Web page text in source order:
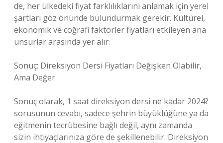
de, her ülkedeki fiyat farklılıklarını anlamak için yerel
şartları göz önünde bulundurmak gerekir. Kültürel,
ekonomik ve coğrafi faktörler fiyatları etkileyen ana
unsurlar arasında yer alır.
Sonuç: Direksiyon Dersi Fiyatları Değişken Olabilir,
Ama Değer
Sonuç olarak, 1 saat direksiyon dersi ne kadar 2024?
sorusunun cevabı, sadece şehrin büyüklüğüne ya da
eğitmenin tecrübesine bağlı değil, aynı zamanda
sizin ihtiyaçlarınıza göre de şekillenebilir. Direksiyon